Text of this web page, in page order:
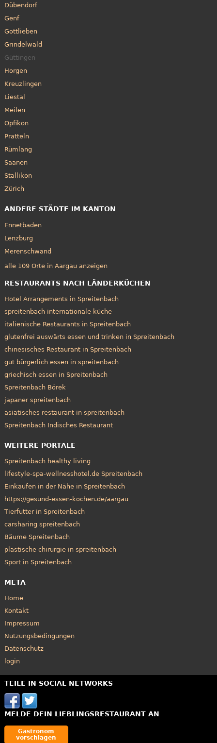
Dübendorf
Genf
Gottlieben
Grindelwald
Güttingen
Horgen
Kreuzlingen
Liestal
Meilen
Opfikon
Pratteln
Rümlang
Saanen
Stallikon
Zürich
ANDERE STÄDTE IM KANTON
Ennetbaden
Lenzburg
Merenschwand
alle 109 Orte in Aargau anzeigen
RESTAURANTS NACH LÄNDERKÜCHEN
Hotel Arrangements in Spreitenbach
spreitenbach internationale küche
italienische Restaurants in Spreitenbach
glutenfrei auswärts essen und trinken in Spreitenbach
chinesisches Restaurant in Spreitenbach
gut bürgerlich essen in spreitenbach
griechisch essen in Spreitenbach
Spreitenbach Börek
japaner spreitenbach
asiatisches restaurant in spreitenbach
Spreitenbach Indisches Restaurant
WEITERE PORTALE
Spreitenbach healthy living
lifestyle-spa-wellnesshotel.de Spreitenbach
Einkaufen in der Nähe in Spreitenbach
https://gesund-essen-kochen.de/aargau
Tierfutter in Spreitenbach
carsharing spreitenbach
Bäume Spreitenbach
plastische chirurgie in spreitenbach
Sport in Spreitenbach
META
Home
Kontakt
Impressum
Nutzungsbedingungen
Datenschutz
login
TEILE IN SOCIAL NETWORKS
MELDE DEIN LIEBLINGSRESTAURANT AN
Gastronom
vorschlagen